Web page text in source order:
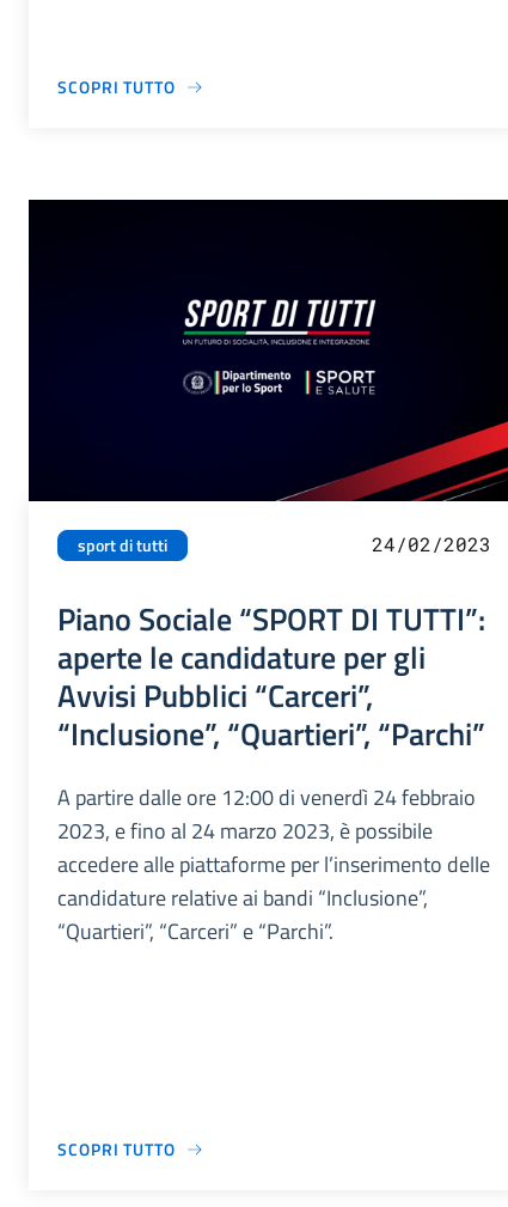
SCOPRI TUTTO
sport di tutti 24/02/2023
Piano Sociale “SPORT DI TUTTI”:
aperte le candidature per gli
Avvisi Pubblici “Carceri”,
“Inclusione”, “Quartieri”, “Parchi”
A partire dalle ore 12:00 di venerdì 24 febbraio
2023, e fino al 24 marzo 2023, è possibile
accedere alle piattaforme per l’inserimento delle
candidature relative ai bandi “Inclusione”,
“Quartieri”, “Carceri” e “Parchi”.
SCOPRI TUTTO